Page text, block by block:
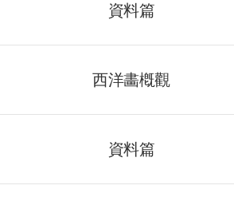
資料篇
西洋畵槪觀
資料篇